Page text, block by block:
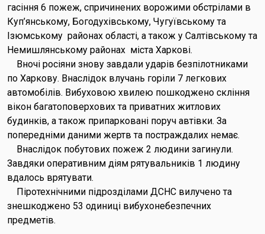
гасіння 6 пожеж, спричинених ворожими обстрілами в
Куп’янському, Богодухівському, Чугуївському та
Ізюмському районах області, а також у Салтівському та
Немишлянському районах міста Харкові.
Вночі росіяни знову завдали ударів безпілотниками
по Харкову. Внаслідок влучань горіли 7 легкових
автомобілів. Вибуховою хвилею пошкоджено скління
вікон багатоповерхових та приватних житлових
будинків, а також припарковані поруч автівки. За
попередніми даними жертв та постраждалих немає.
Внаслідок побутових пожеж 2 людини загинули.
Завдяки оперативним діям рятувальників 1 людину
вдалось врятувати.
Піротехнічними підрозділами ДСНС вилучено та
знешкоджено 53 одиниці вибухонебезпечних
предметів.